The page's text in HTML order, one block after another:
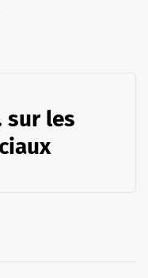
sur les